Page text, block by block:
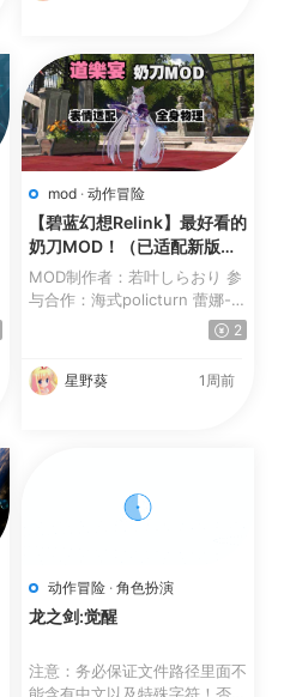
mod · 动作冒险
【碧蓝幻想Relink】最好看的
奶刀MOD！（已适配新版）
【更新】
MOD制作者：若叶しらおり 参
与合作：海式policturn 蕾娜-
2
星野葵 1周前
动作冒险 · 角色扮演
龙之剑:觉醒
注意：务必保证文件路径里面不